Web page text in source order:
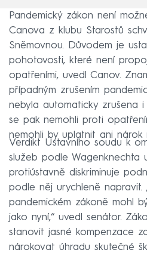
Pandemický zákon není
Canova z klubu Starostů
Sněmovnou. Důvodem je
pohotovosti, které není
opatřeními, uvedl Canov.
případným zrušením
nebyla automaticky zrušena
se pak nemohli proti
nemohli by uplatnit ani nárok
Verdikt Ústavního soudu k
služeb podle Wagenknechta
protiústavně diskriminuje
podle něj urychleně napravit.
pandemickém zákoně mohl
jako nyní,“ uvedl senátor.
stanovit jasné kompenzace
nárokovat úhradu skutečné